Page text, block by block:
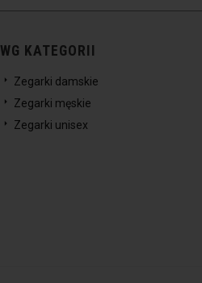
WG KATEGORII
Zegarki damskie
Zegarki męskie
Zegarki unisex